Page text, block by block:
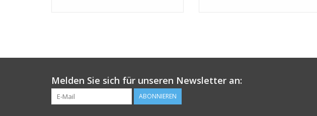
Melden Sie sich für unseren Newsletter an:
ABONNIEREN